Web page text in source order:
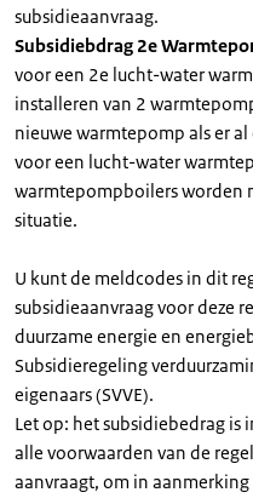
subsidieaanvraag.
Subsidiebdrag 2e
voor een 2e lucht-water
installeren van 2
nieuwe warmtepomp als er
voor een lucht-water
warmtepompboilers worden
situatie.
U kunt de meldcodes in dit
subsidieaanvraag voor deze
duurzame energie en
Subsidieregeling
eigenaars (SVVE).
Let op: het subsidiebedrag is
alle voorwaarden van de
aanvraagt, om in